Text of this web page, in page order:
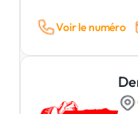
Voir le numéro